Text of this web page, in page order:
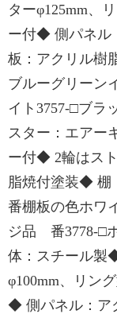
ターφ125mm、
ー付◆ 側パネ
板：アクリル樹
ブルーグリーン
イト3757-□ブ
スター：エアー
ー付◆ 2輪はス
脂焼付塗装◆
番棚板の色ホワ
ジ品 番3778-□
体：スチール製
φ100mm、リン
◆ 側パネル：